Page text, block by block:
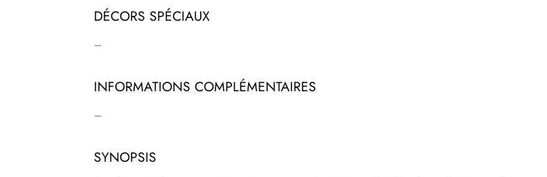
DÉCORS SPÉCIAUX
–
INFORMATIONS COMPLÉMENTAIRES
–
SYNOPSIS